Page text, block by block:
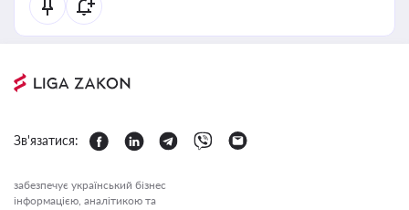
Зв'язатися:
забезпечує український бізнес
інформацією, аналітикою та